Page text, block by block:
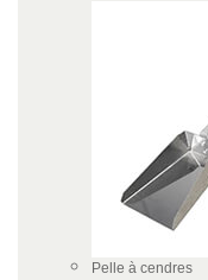
Pelle à cendres